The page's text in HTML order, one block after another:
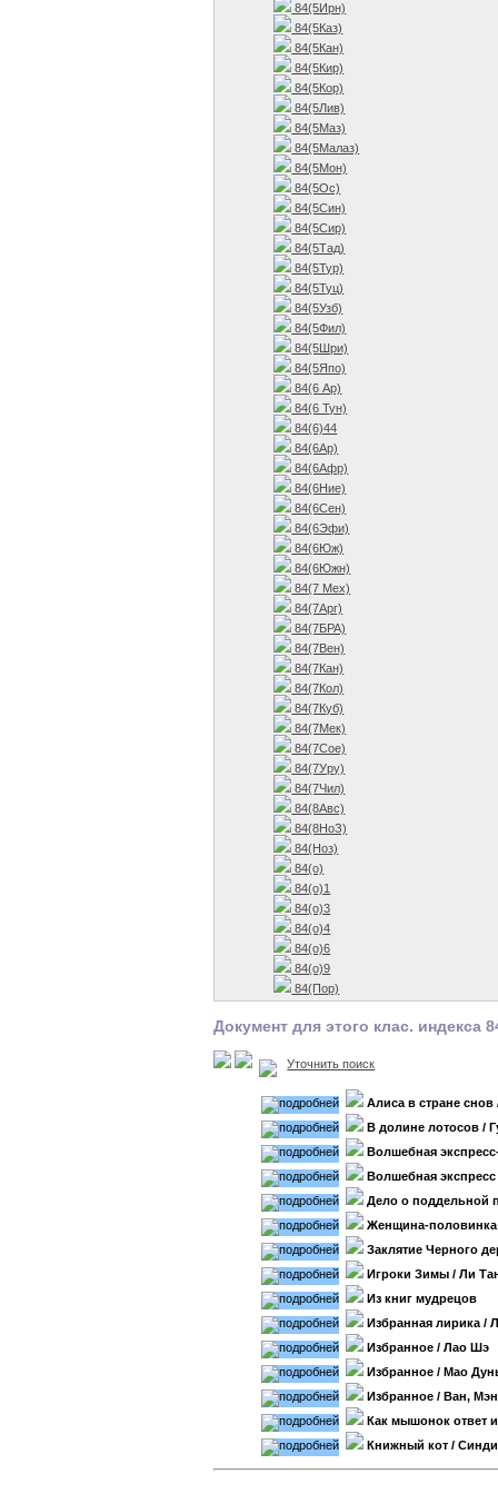
84(5Ирн)
84(5Каз)
84(5Кан)
84(5Кир)
84(5Кор)
84(5Лив)
84(5Маз)
84(5Малаз)
84(5Мон)
84(5Ос)
84(5Син)
84(5Сир)
84(5Тад)
84(5Тур)
84(5Туц)
84(5Узб)
84(5Фил)
84(5Шри)
84(5Япо)
84(6 Ар)
84(6 Тун)
84(6)44
84(6Ар)
84(6Афр)
84(6Ние)
84(6Сен)
84(6Эфи)
84(6Юж)
84(6Южн)
84(7 Мех)
84(7Арг)
84(7БРА)
84(7Вен)
84(7Кан)
84(7Кол)
84(7Куб)
84(7Мек)
84(7Сое)
84(7Уру)
84(7Чил)
84(8Авс)
84(8НоЗ)
84(Ноз)
84(о)
84(о)1
84(о)3
84(о)4
84(о)6
84(о)9
84(Пор)
Документ для этого клас. индекса
Уточнить поиск
Алиса в стране снов
В долине лотосов /
Волшебная
Волшебная
Дело о поддельной
Женщина-
Заклятие Черного
Игроки Зимы / Ли
Из книг мудрецов
Избранная лирика /
Избранное / Лао Шэ
Избранное / Мао
Избранное / Ван, Мэн
Как мышонок ответ
Книжный кот /